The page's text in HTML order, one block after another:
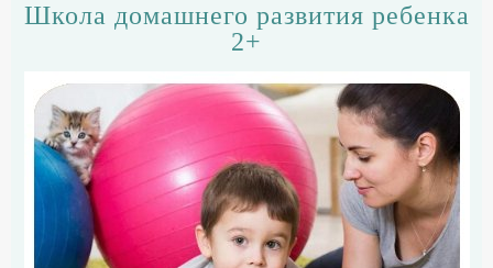
Школа домашнего развития ребенка
2+